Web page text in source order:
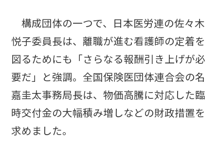
構成団体の一つで、日本医労連の佐々木
悦子委員長は、離職が進む看護師の定着を
図るためにも「さらなる報酬引き上げが必
要だ」と強調。全国保険医団体連合会の名
嘉圭太事務局長は、物価高騰に対応した臨
時交付金の大幅積み増しなどの財政措置を
求めました。